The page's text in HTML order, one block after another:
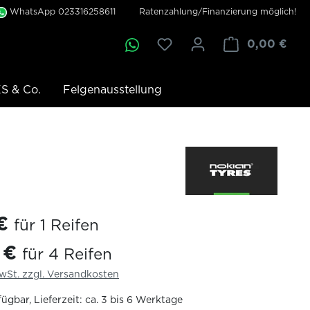
WhatsApp 023316258611 Ratenzahlung/Finanzierung möglich!
0,00 €
& Co. Felgenausstellung
für 1 Reifen
€ für 4 Reifen
zzgl. Versandkosten
Lieferzeit: ca. 3 bis 6 Werktage